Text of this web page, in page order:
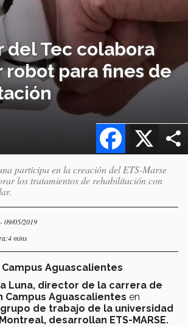
del Tec colabora
robot para fines de
X
Facebook
participa en la creación del ETS-Marse
los tratamientos de rehabilitación con
- 09/05/2019
mins
Campus Aguascalientes
Luna, director de la carrera de
Campus Aguascalientes en
grupo de trabajo de la universidad
desarrollan ETS-MARSE.